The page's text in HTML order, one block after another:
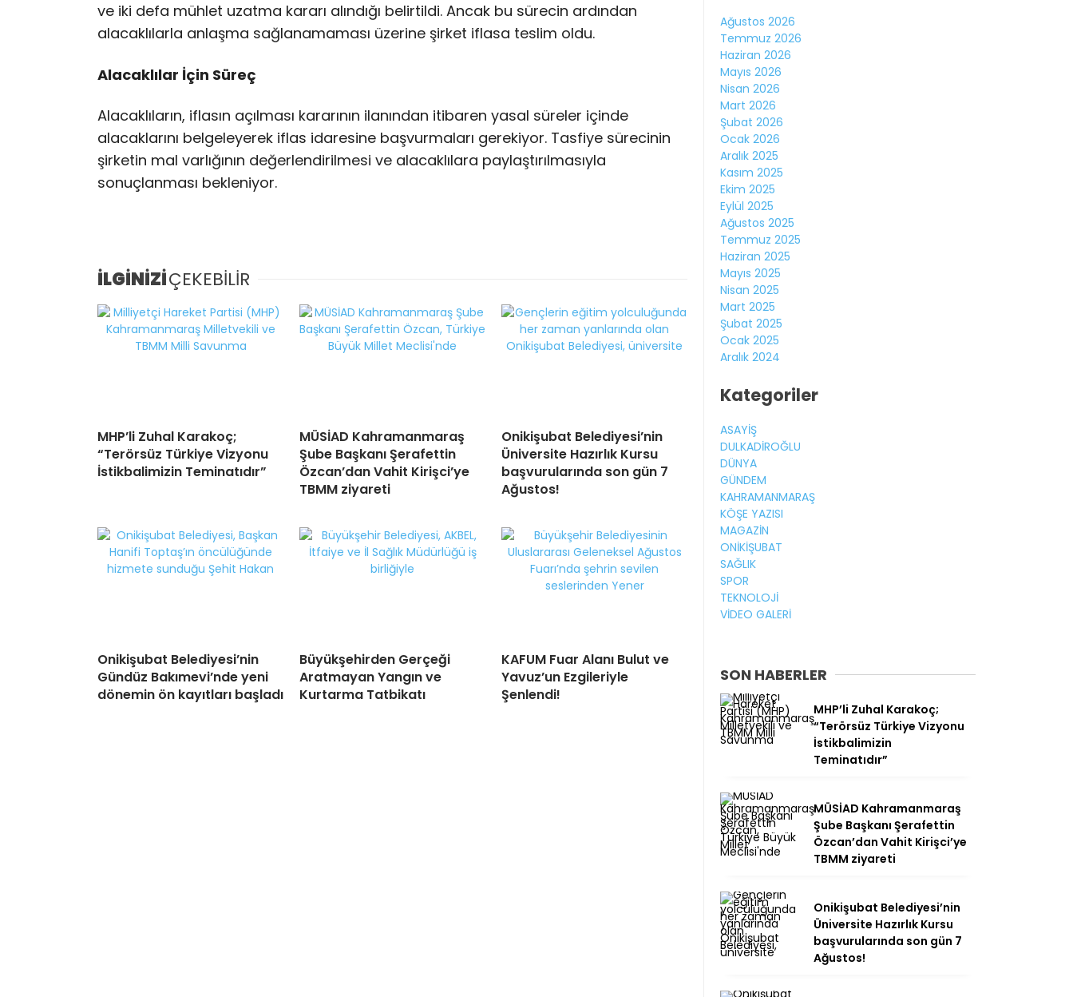
ve iki defa mühlet uzatma kararı alındığı belirtildi. Ancak bu sürecin ardından
alacaklılarla anlaşma sağlanamaması üzerine şirket iflasa teslim oldu.
Alacaklılar İçin Süreç
Alacaklıların, iflasın açılması kararının ilanından itibaren yasal süreler içinde
alacaklarını belgeleyerek iflas idaresine başvurmaları gerekiyor. Tasfiye sürecinin
şirketin mal varlığının değerlendirilmesi ve alacaklılara paylaştırılmasıyla
sonuçlanması bekleniyor.
İLGİNİZİÇEKEBİLİR
MHP’li Zuhal Karakoç;
“Terörsüz Türkiye Vizyonu
İstikbalimizin Teminatıdır”
MÜSİAD Kahramanmaraş
Şube Başkanı Şerafettin
Özcan’dan Vahit Kirişci’ye
TBMM ziyareti
Onikişubat Belediyesi’nin
Üniversite Hazırlık Kursu
başvurularında son gün 7
Ağustos!
Onikişubat Belediyesi’nin
Gündüz Bakımevi’nde yeni
dönemin ön kayıtları başladı
Büyükşehirden Gerçeği
Aratmayan Yangın ve
Kurtarma Tatbikatı
KAFUM Fuar Alanı Bulut ve
Yavuz’un Ezgileriyle
Şenlendi!
Ağustos 2026
Temmuz 2026
Haziran 2026
Mayıs 2026
Nisan 2026
Mart 2026
Şubat 2026
Ocak 2026
Aralık 2025
Kasım 2025
Ekim 2025
Eylül 2025
Ağustos 2025
Temmuz 2025
Haziran 2025
Mayıs 2025
Nisan 2025
Mart 2025
Şubat 2025
Ocak 2025
Aralık 2024
Kategoriler
ASAYİŞ
DULKADİROĞLU
DÜNYA
GÜNDEM
KAHRAMANMARAŞ
KÖŞE YAZISI
MAGAZİN
ONİKİŞUBAT
SAĞLIK
SPOR
TEKNOLOJİ
VİDEO GALERİ
SON HABERLER
MHP’li Zuhal Karakoç;
“Terörsüz Türkiye Vizyonu
İstikbalimizin
Teminatıdır”
MÜSİAD Kahramanmaraş
Şube Başkanı Şerafettin
Özcan’dan Vahit Kirişci’ye
TBMM ziyareti
Onikişubat Belediyesi’nin
Üniversite Hazırlık Kursu
başvurularında son gün 7
Ağustos!